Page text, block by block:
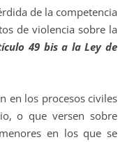
de la competencia
de violencia sobre la
49 bis a la Ley de
en los procesos civiles
o que versen sobre
en los que se